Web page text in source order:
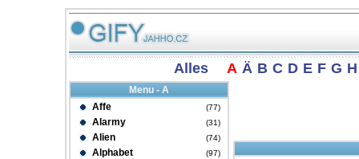
Alles A Ä B C D E F G H
Menu - A
Affe
(77)
Alarmy (31)
Alien (74)
Alphabet (97)